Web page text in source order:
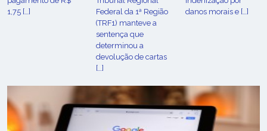
1,75 […]
Federal da 1ª Região
(TRF1) manteve a
sentença que
determinou a
devolução de cartas
[…]
danos morais e […]